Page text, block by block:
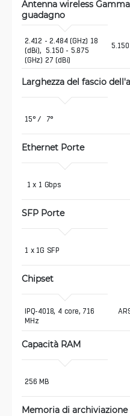
Antenna wireless
guadagno
2.412 - 2.484 (GHz) 18
(dBi),  5.150 - 5.875
(GHz) 27 (dBi)
Larghezza del fascio
15° /  7°
Ethernet Porte
1 x 1 Gbps
SFP Porte
1 x 1G SFP
Chipset
IPQ-4018, 4 core, 716
MHz
Capacità RAM
256 MB
Memoria di archiviazione